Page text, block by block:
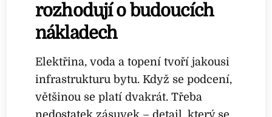
rozhodují o budoucích
nákladech
Elektřina, voda a topení tvoří jakousi
infrastrukturu bytu. Když se podcení,
většinou se platí dvakrát. Třeba
nedostatek zásuvek – detail, který se